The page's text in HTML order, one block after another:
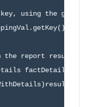
using the
+
the report results
factDetails =